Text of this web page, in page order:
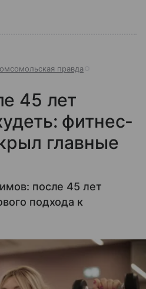
правда
45 лет
фитнес-
главные
после 45 лет
подхода к